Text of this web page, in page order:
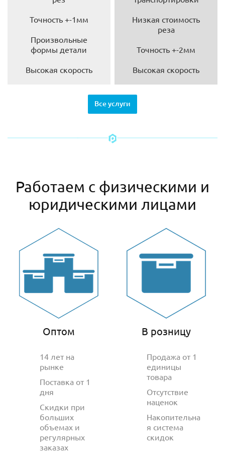
Точность +-1мм
Произвольные
формы детали
Высокая скорость
Низкая стоимость
реза
Точность +-2мм
Высокая скорость
Все услуги
Работаем с физическими и
юридическими лицами
Оптом
14 лет на
рынке
Поставка от 1
дня
Скидки при
больших
объемах и
регулярных
заказах
В розницу
Продажа от 1
единицы
товара
Отсутствие
наценок
Накопительна
я система
скидок